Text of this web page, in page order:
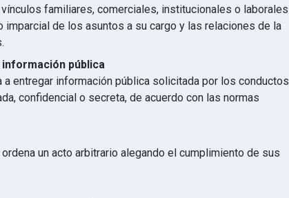
familiares, comerciales, institucionales o laborales
imparcial de los asuntos a su cargo y las relaciones de la
pública
a entregar información pública solicitada por los conductos
confidencial o secreta, de acuerdo con las normas
un acto arbitrario alegando el cumplimiento de sus